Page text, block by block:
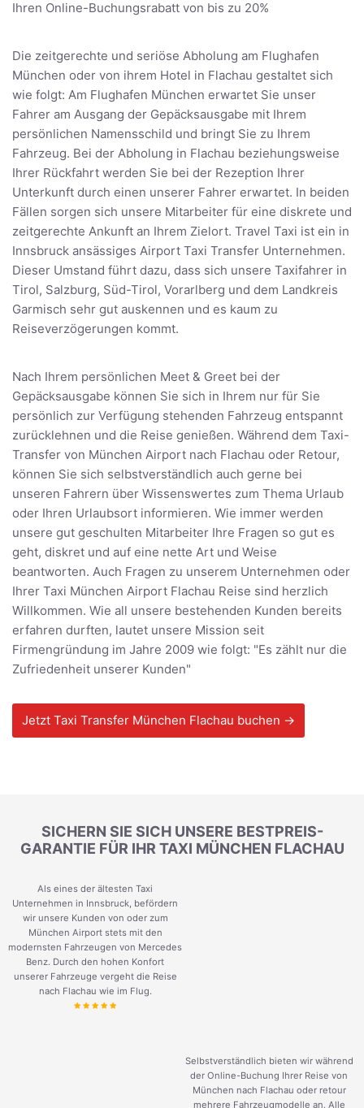
Ihren Online-Buchungsrabatt von bis zu 20%
Die zeitgerechte und seriöse Abholung am Flughafen
München oder von ihrem Hotel in Flachau gestaltet sich
wie folgt: Am Flughafen München erwartet Sie unser
Fahrer am Ausgang der Gepäcksausgabe mit Ihrem
persönlichen Namensschild und bringt Sie zu Ihrem
Fahrzeug. Bei der Abholung in Flachau beziehungsweise
Ihrer Rückfahrt werden Sie bei der Rezeption Ihrer
Unterkunft durch einen unserer Fahrer erwartet. In beiden
Fällen sorgen sich unsere Mitarbeiter für eine diskrete und
zeitgerechte Ankunft an Ihrem Zielort. Travel Taxi ist ein in
Innsbruck ansässiges Airport Taxi Transfer Unternehmen.
Dieser Umstand führt dazu, dass sich unsere Taxifahrer in
Tirol, Salzburg, Süd-Tirol, Vorarlberg und dem Landkreis
Garmisch sehr gut auskennen und es kaum zu
Reiseverzögerungen kommt.
Nach Ihrem persönlichen Meet & Greet bei der
Gepäcksausgabe können Sie sich in Ihrem nur für Sie
persönlich zur Verfügung stehenden Fahrzeug entspannt
zurücklehnen und die Reise genießen. Während dem Taxi-
Transfer von München Airport nach Flachau oder Retour,
können Sie sich selbstverständlich auch gerne bei
unseren Fahrern über Wissenswertes zum Thema Urlaub
oder Ihren Urlaubsort informieren. Wie immer werden
unsere gut geschulten Mitarbeiter Ihre Fragen so gut es
geht, diskret und auf eine nette Art und Weise
beantworten. Auch Fragen zu unserem Unternehmen oder
Ihrer Taxi München Airport Flachau Reise sind herzlich
Willkommen. Wie all unsere bestehenden Kunden bereits
erfahren durften, lautet unsere Mission seit
Firmengründung im Jahre 2009 wie folgt: "Es zählt nur die
Zufriedenheit unserer Kunden"
Jetzt Taxi Transfer München Flachau buchen →
SICHERN SIE SICH UNSERE BESTPREIS-
GARANTIE FÜR IHR TAXI MÜNCHEN FLACHAU
Als eines der ältesten Taxi
Unternehmen in Innsbruck, befördern
wir unsere Kunden von oder zum
München Airport stets mit den
modernsten Fahrzeugen von Mercedes
Benz. Durch den hohen Konfort
unserer Fahrzeuge vergeht die Reise
nach Flachau wie im Flug.
Selbstverständlich bieten wir während
der Online-Buchung Ihrer Reise von
München nach Flachau oder retour
mehrere Fahrzeugmodelle an. Alle